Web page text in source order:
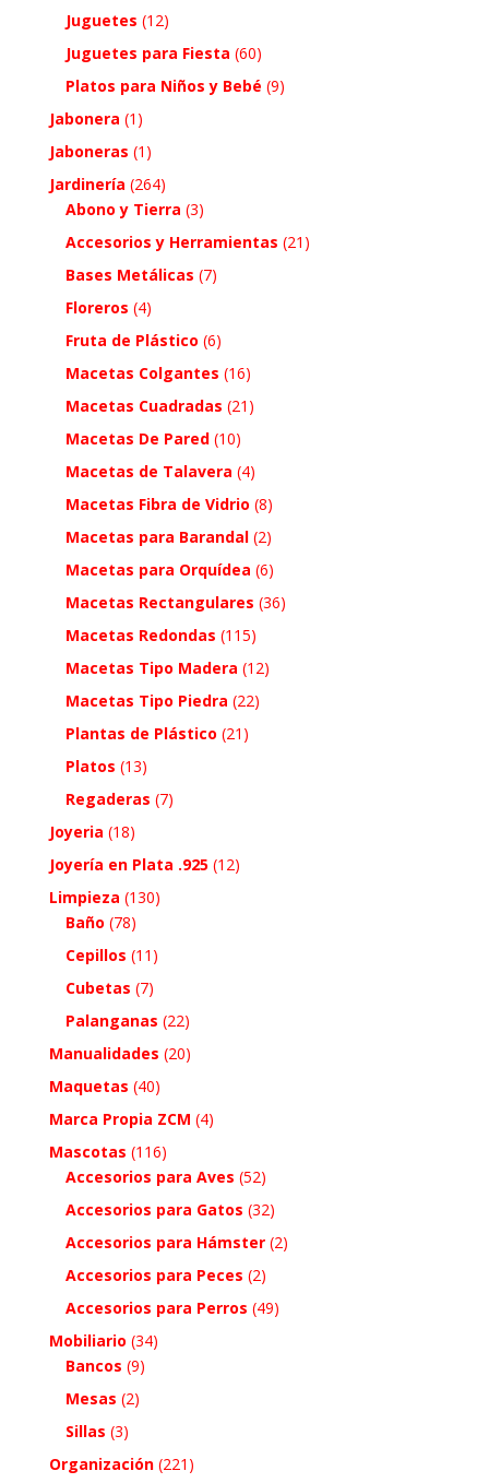
Juguetes (12)
Juguetes para Fiesta (60)
Platos para Niños y Bebé (9)
Jabonera (1)
Jaboneras (1)
Jardinería (264)
Abono y Tierra (3)
Accesorios y Herramientas (21)
Bases Metálicas (7)
Floreros (4)
Fruta de Plástico (6)
Macetas Colgantes (16)
Macetas Cuadradas (21)
Macetas De Pared (10)
Macetas de Talavera (4)
Macetas Fibra de Vidrio (8)
Macetas para Barandal (2)
Macetas para Orquídea (6)
Macetas Rectangulares (36)
Macetas Redondas (115)
Macetas Tipo Madera (12)
Macetas Tipo Piedra (22)
Plantas de Plástico (21)
Platos (13)
Regaderas (7)
Joyeria (18)
Joyería en Plata .925 (12)
Limpieza (130)
Baño (78)
Cepillos (11)
Cubetas (7)
Palanganas (22)
Manualidades (20)
Maquetas (40)
Marca Propia ZCM (4)
Mascotas (116)
Accesorios para Aves (52)
Accesorios para Gatos (32)
Accesorios para Hámster (2)
Accesorios para Peces (2)
Accesorios para Perros (49)
Mobiliario (34)
Bancos (9)
Mesas (2)
Sillas (3)
Organización (221)